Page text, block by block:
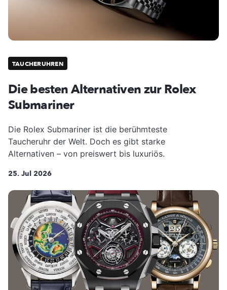
TAUCHERUHREN
Die besten Alternativen zur Rolex
Submariner
Die Rolex Submariner ist die berühmteste
Taucheruhr der Welt. Doch es gibt starke
Alternativen – von preiswert bis luxuriös.
25. Jul 2026